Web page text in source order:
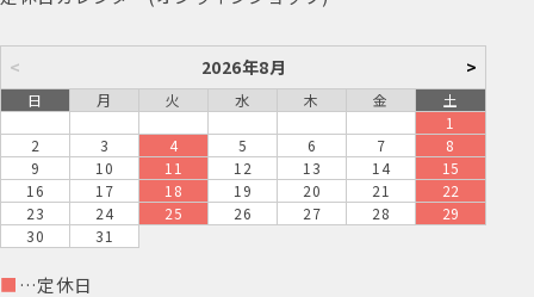
< 2026年8月 >
日 月 火 水 木 金
土
1
2
3 4 5 6 7
8
9
10 11 12 13 14
15
16
17 18 19 20 21
22
23
24 25 26 27 28
29
30
31
■ …定休日